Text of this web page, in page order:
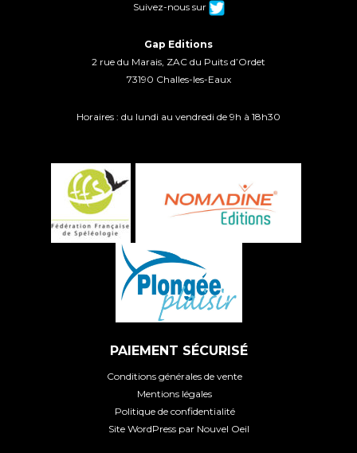
Suivez-nous sur
Gap Editions
2 rue du Marais, ZAC du Puits d’Ordet
73190 Challes-les-Eaux
Horaires : du lundi au vendredi de 9h à 18h30
PAIEMENT SÉCURISÉ
Conditions générales de vente
Mentions légales
Politique de confidentialité
Site WordPress par Nouvel Oeil